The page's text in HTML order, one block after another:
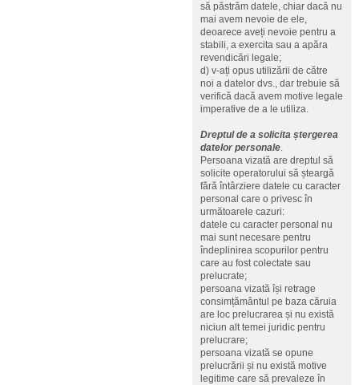
să păstrăm datele, chiar dacă nu
mai avem nevoie de ele,
deoarece aveți nevoie pentru a
stabili, a exercita sau a apăra
revendicări legale;
d) v-ați opus utilizării de către
noi a datelor dvs., dar trebuie să
verifică dacă avem motive legale
imperative de a le utiliza.
Dreptul de a solicita ștergerea
datelor personale.
Persoana vizată are dreptul să
solicite operatorului să șteargă
fără întârziere datele cu caracter
personal care o privesc în
următoarele cazuri:
datele cu caracter personal nu
mai sunt necesare pentru
îndeplinirea scopurilor pentru
care au fost colectate sau
prelucrate;
persoana vizată își retrage
consimțământul pe baza căruia
are loc prelucrarea și nu există
niciun alt temei juridic pentru
prelucrare;
persoana vizată se opune
prelucrării și nu există motive
legitime care să prevaleze în